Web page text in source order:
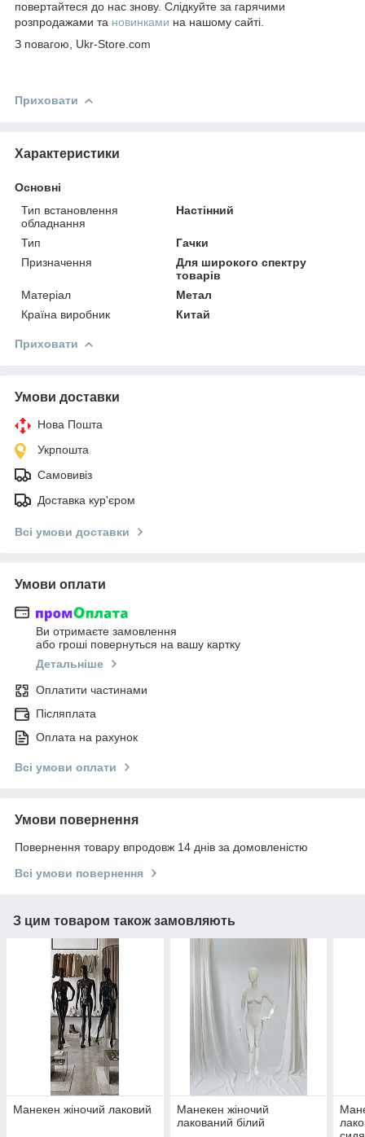
повертайтеся до нас знову. Слідкуйте за гарячими
розпродажами та новинками на нашому сайті.
З повагою, Ukr-Store.com
Приховати
Характеристики
Основні
Тип встановлення
обладнання
Настінний
Тип
Гачки
Призначення
Для широкого спектру
товарів
Матеріал
Метал
Країна виробник
Китай
Приховати
Умови доставки
Нова Пошта
Укрпошта
Самовивіз
Доставка кур'єром
Всі умови доставки
Умови оплати
Ви отримаєте замовлення
або гроші повернуться на вашу картку
Детальніше
Оплатити частинами
Післяплата
Оплата на рахунок
Всі умови оплати
Умови повернення
Повернення товару впродовж 14 днів за домовленістю
Всі умови повернення
З цим товаром також замовляють
Манекен жіночий лаковий
Манекен жіночий
лакований білий